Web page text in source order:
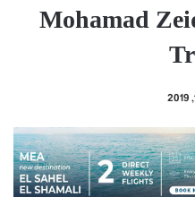
Mohamad